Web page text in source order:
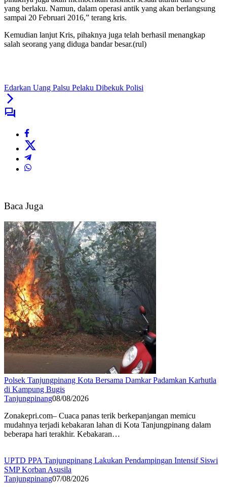
yang berlaku. Namun, dalam operasi antik yang akan berlangsung
sampai 20 Februari 2016,” terang kris.
Kemudian lanjut Kris, pihaknya juga telah berhasil menangkap
salah seorang yang diduga bandar besar.(rul)
Edarkan Uang Palsu Pelaku Dibekuk Polisi
Baca Juga
Polsek Tanjungpinang Kota Bersama Damkar Padamkan Karhutla
di Kampung Bugis
Tanjungpinang08/08/2026
Zonakepri.com– Cuaca panas terik berkepanjangan memicu
mudahnya terjadi kebakaran lahan di Kota Tanjungpinang dalam
beberapa hari terakhir. Kebakaran…
UPTD PPA Tanjungpinang Lakukan Pendampingan Intensif Siswi
SMP Korban Asusila
Tanjungpinang07/08/2026